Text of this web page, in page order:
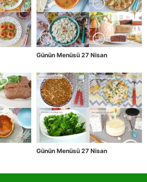
Günün Menüsü 27 Nisan
Günün Menüsü 27 Nisan